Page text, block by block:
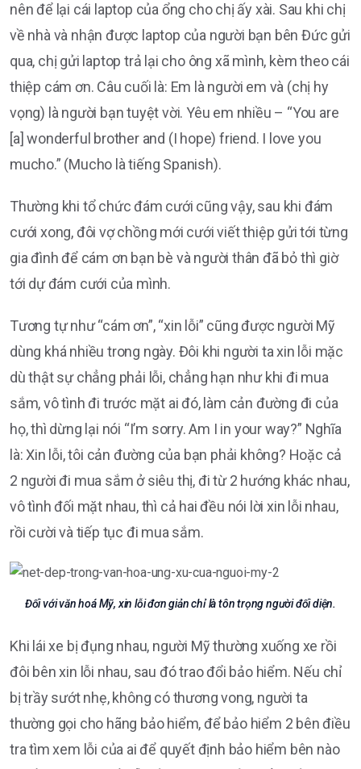
nên để lại cái laptop của ổng cho chị ấy xài. Sau khi chị
về nhà và nhận được laptop của người bạn bên Đức gửi
qua, chị gửi laptop trả lại cho ông xã mình, kèm theo cái
thiệp cám ơn. Câu cuối là: Em là người em và (chị hy
vọng) là người bạn tuyệt vời. Yêu em nhiều – “You are
[a] wonderful brother and (I hope) friend. I love you
mucho.” (Mucho là tiếng Spanish).
Thường khi tổ chức đám cưới cũng vậy, sau khi đám
cưới xong, đôi vợ chồng mới cưới viết thiệp gửi tới từng
gia đình để cám ơn bạn bè và người thân đã bỏ thì giờ
tới dự đám cưới của mình.
Tương tự như “cám ơn”, “xin lỗi” cũng được người Mỹ
dùng khá nhiều trong ngày. Đôi khi người ta xin lỗi mặc
dù thật sự chẳng phải lỗi, chẳng hạn như khi đi mua
sắm, vô tình đi trước mặt ai đó, làm cản đường đi của
họ, thì dừng lại nói “I’m sorry. Am I in your way?” Nghĩa
là: Xin lỗi, tôi cản đường của bạn phải không? Hoặc cả
2 người đi mua sắm ở siêu thị, đi từ 2 hướng khác nhau,
vô tình đối mặt nhau, thì cả hai đều nói lời xin lỗi nhau,
rồi cười và tiếp tục đi mua sắm.
Đối với văn hoá Mỹ, xin lỗi đơn giản chỉ là tôn trọng người đối diện.
Khi lái xe bị đụng nhau, người Mỹ thường xuống xe rồi
đôi bên xin lỗi nhau, sau đó trao đổi bảo hiểm. Nếu chỉ
bị trầy sướt nhẹ, không có thương vong, người ta
thường gọi cho hãng bảo hiểm, để bảo hiểm 2 bên điều
tra tìm xem lỗi của ai để quyết định bảo hiểm bên nào